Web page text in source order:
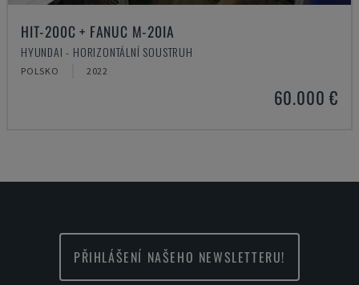
HIT-200C + FANUC M-20IA
HYUNDAI - HORIZONTÁLNÍ SOUSTRUH
POLSKO 2022
60.000 €
PŘIHLÁŠENÍ NAŠEHO NEWSLETTERU!